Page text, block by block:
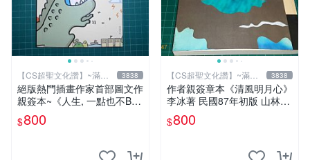
【CS超聖文化讚】~滿千
元送運
3838
絕版熱門插畫作家首部圖文作
親簽本~《人生, 一點也不BL
UE~阿雜的事就用笑容迎擊
吧！》Ning著/繪 悅知文化
$800
【CS超聖文化讚】~滿千
元送運
3838
作者親簽章本《清風明月心》
李冰著 民國87年初版 山林書
局出版 書緣有微斑 【CS 超
聖文化讚】
$800